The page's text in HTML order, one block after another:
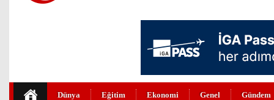
Dünya Eğitim Ekonomi Genel Gündem